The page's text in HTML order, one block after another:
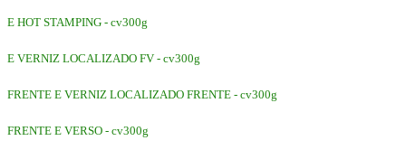
E HOT STAMPING - cv300g
E VERNIZ LOCALIZADO FV - cv300g
FRENTE E VERNIZ LOCALIZADO FRENTE - cv300g
FRENTE E VERSO - cv300g